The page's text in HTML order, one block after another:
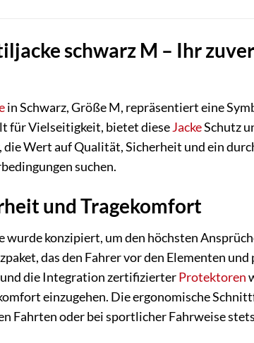
schwarz M – Ihr
in Schwarz, Größe M, repräsentiert eine
für Vielseitigkeit, bietet dieseJackeSchutz
die Wert auf Qualität, Sicherheit und ein
suchen.
und Tragekomfort
wurde konzipiert, um den höchsten
das den Fahrer vor den Elementen
die Integration zertifizierterProtektoren
einzugehen. Die ergonomische
Fahrten oder bei sportlicher Fahrweise